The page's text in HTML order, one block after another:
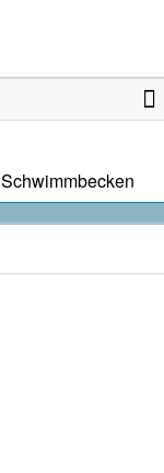
Schwimmbecken